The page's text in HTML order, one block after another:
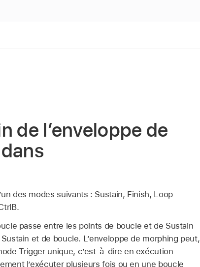
de l’enveloppe de
des modes suivants : Sustain, Finish, Loop
passe entre les points de boucle et de Sustain
et de boucle. L’enveloppe de morphing peut,
Trigger unique, c’est-à-dire en exécution
l’exécuter plusieurs fois ou en une boucle